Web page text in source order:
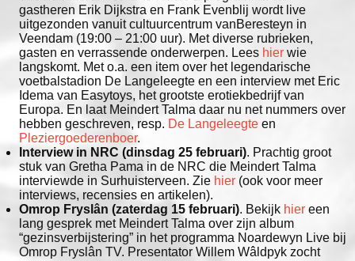
gastheren Erik Dijkstra en Frank Evenblij wordt live
uitgezonden vanuit cultuurcentrum vanBeresteyn in
Veendam (19:00 – 21:00 uur). Met diverse rubrieken,
gasten en verrassende onderwerpen. Lees hier wie
langskomt. Met o.a. een item over het legendarische
voetbalstadion De Langeleegte en een interview met Eric
Idema van Easytoys, het grootste erotiekbedrijf van
Europa. En laat Meindert Talma daar nu net nummers over
hebben geschreven, resp. De Langeleegte en
Pleziergoederenboer.
Interview in NRC (dinsdag 25 februari). Prachtig groot
stuk van Gretha Pama in de NRC die Meindert Talma
interviewde in Surhuisterveen. Zie hier (ook voor meer
interviews, recensies en artikelen).
Omrop Fryslân (zaterdag 15 februari). Bekijk hier een
lang gesprek met Meindert Talma over zijn album
“gezinsverbijstering” in het programma Noardewyn Live bij
Omrop Fryslân TV. Presentator Willem Wâldpyk zocht